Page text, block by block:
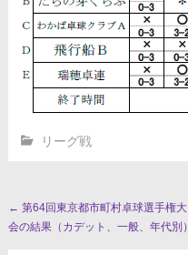
リーグ戦
投
稿
← 第64回東京都市町村卓球選手権大
会の結果（カデット、一般、年代別）